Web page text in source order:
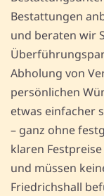
Bestattungen
und beraten wir
Abholung von
persönlichen
etwas einfacher
– ganz ohne
klaren
und müssen
Friedrichshall